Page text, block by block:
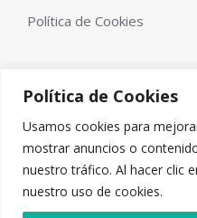
Política de Cookies
Usamos cookies para
mostrar anuncios o
nuestro tráfico. Al hacer clic
nuestro uso de cookies.
Política de Cookies
Diseño web